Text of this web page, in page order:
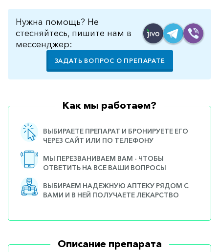
Нужна помощь? Не
стесняйтесь, пишите нам в
мессенджер:
ЗАДАТЬ ВОПРОС О ПРЕПАРАТЕ
Как мы работаем?
ВЫБИРАЕТЕ ПРЕПАРАТ И БРОНИРУЕТЕ ЕГО
ЧЕРЕЗ САЙТ ИЛИ ПО ТЕЛЕФОНУ
МЫ ПЕРЕЗВАНИВАЕМ ВАМ - ЧТОБЫ
ОТВЕТИТЬ НА ВСЕ ВАШИ ВОПРОСЫ
ВЫБИРАЕМ НАДЕЖНУЮ АПТЕКУ РЯДОМ С
ВАМИ И В НЕЙ ПОЛУЧАЕТЕ ЛЕКАРСТВО
Описание препарата